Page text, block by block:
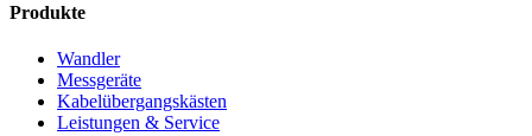
Produkte
Wandler
Messgeräte
Kabelübergangskästen
Leistungen & Service